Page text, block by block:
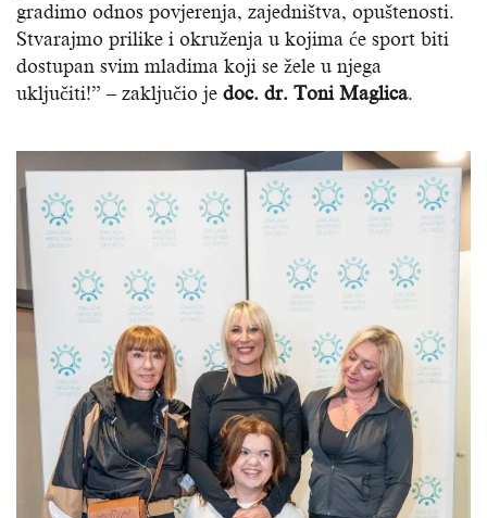
gradimo odnos povjerenja, zajedništva, opuštenosti.
Stvarajmo prilike i okruženja u kojima će sport biti
dostupan svim mladima koji se žele u njega
uključiti!” – zaključio je doc. dr. Toni Maglica.